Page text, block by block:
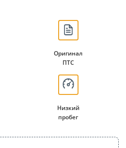
Оригинал
ПТС
Низкий
пробег